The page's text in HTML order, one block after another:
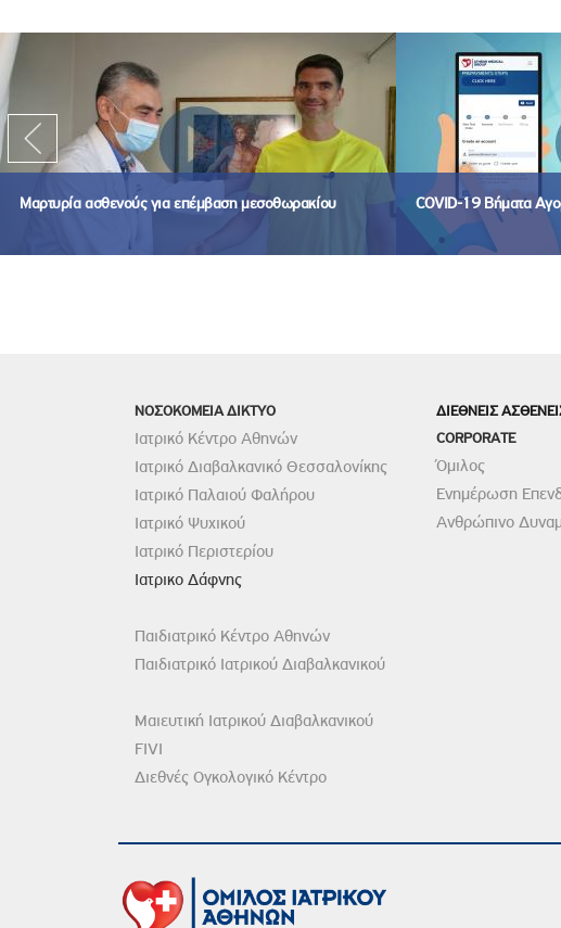
Μαρτυρία ασθενούς για επέμβαση μεσοθωρακίου COVID-19 Βήματα
ΝΟΣΟΚΟΜΕΙΑ ΔΙΚΤΥΟ
Ιατρικό Κέντρο Αθηνών
Ιατρικό Διαβαλκανικό Θεσσαλονίκης
Ιατρικό Παλαιού Φαλήρου
Ιατρικό Ψυχικού
Ιατρικό Περιστερίου
Ιατρικο Δάφνης
Παιδιατρικό Κέντρο Αθηνών
Παιδιατρικό Ιατρικού Διαβαλκανικού
Μαιευτική Ιατρικού Διαβαλκανικού
FIVI
Διεθνές Ογκολογικό Κέντρο
ΔΙΕΘΝΕΙΣ
CORPORATE
Όμιλος
Ενημέρωση
Ανθρώπινο